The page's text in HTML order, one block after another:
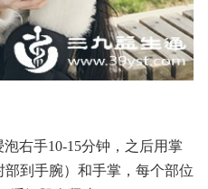
右手10-15分钟，之后用掌
到手腕）和手掌，每个部位